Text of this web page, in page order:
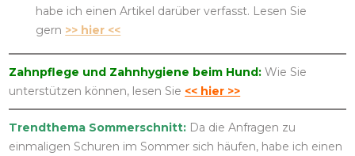
habe ich einen Artikel darüber verfasst. Lesen Sie
gern >> hier <<
Zahnpflege und Zahnhygiene beim Hund: Wie Sie
unterstützen können, lesen Sie << hier >>
Trendthema Sommerschnitt: Da die Anfragen zu
einmaligen Schuren im Sommer sich häufen, habe ich einen